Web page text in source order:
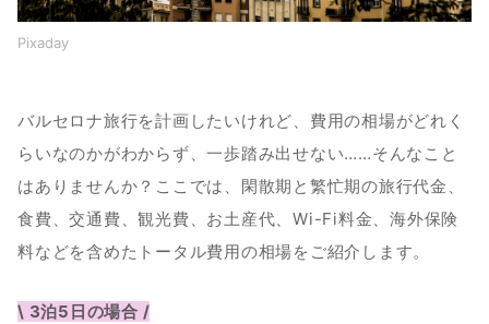
【バルセロナ&ベネチア】5泊7日(1週間)周遊旅行の費用
Pixaday
バルセロナ旅行を計画したいけれど、費用の相場がどれく
らいなのかがわからず、一歩踏み出せない……そんなこと
はありませんか？ここでは、閑散期と繁忙期の旅行代金、
食費、交通費、観光費、お土産代、Wi-Fi料金、海外保険
料などを含めたトータル費用の相場をご紹介します。
\ 3泊5日の場合 /